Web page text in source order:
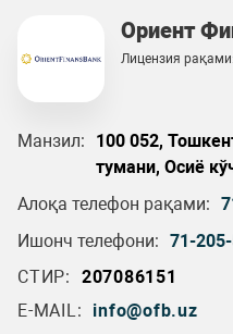
Ориент
Лицензия
Манзил:
100 052,
тумани, Осиё
Алоқа телефон рақами:
Ишонч телефони: 71-
СТИР:
207086151
E-MAIL:
info@ofb.uz